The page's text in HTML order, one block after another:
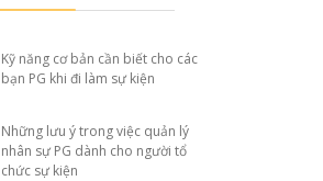
Kỹ năng cơ bản cần biết cho các
bạn PG khi đi làm sự kiện
Những lưu ý trong việc quản lý
nhân sự PG dành cho người tổ
chức sự kiện